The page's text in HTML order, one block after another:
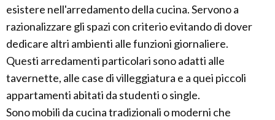
esistere nell'arredamento della cucina. Servono a
razionalizzare gli spazi con criterio evitando di dover
dedicare altri ambienti alle funzioni giornaliere.
Questi arredamenti particolari sono adatti alle
tavernette, alle case di villeggiatura e a quei piccoli
appartamenti abitati da studenti o single.
Sono mobili da cucina tradizionali o moderni che